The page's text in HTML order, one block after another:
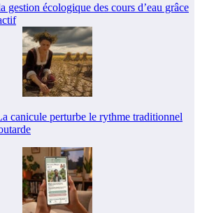
gestion écologique des cours d’eau grâce
canicule perturbe le rythme traditionnel